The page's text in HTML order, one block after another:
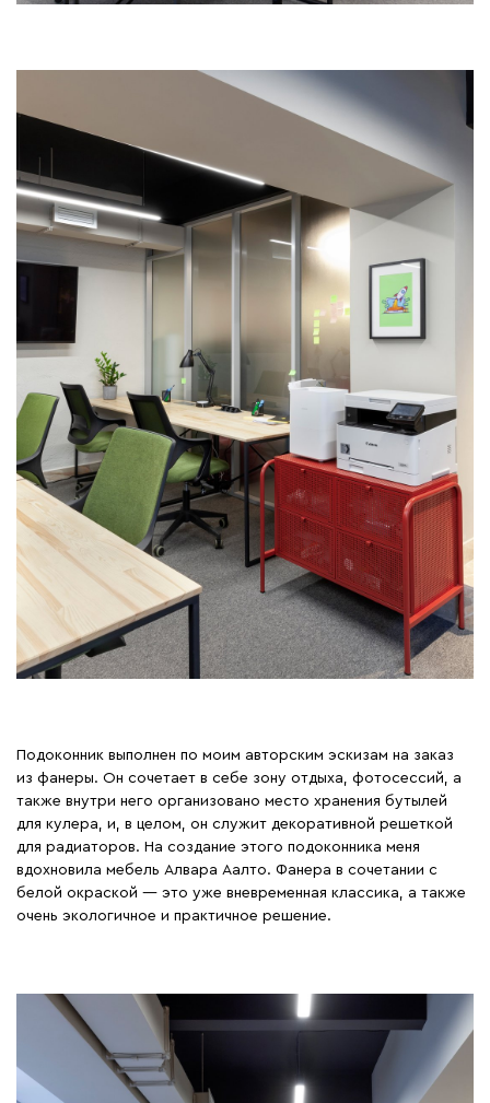
Подоконник выполнен по моим авторским эскизам на заказ
из фанеры. Он сочетает в себе зону отдыха, фотосессий, а
также внутри него организовано место хранения бутылей
для кулера, и, в целом, он служит декоративной решеткой
для радиаторов. На создание этого подоконника меня
вдохновила мебель Алвара Аалто. Фанера в сочетании с
белой окраской — это уже вневременная классика, а также
очень экологичное и практичное решение.